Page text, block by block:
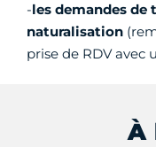
-les demandes de
naturalisation
prise de RDV avec
À